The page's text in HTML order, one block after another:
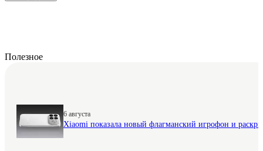
Полезное
6 августа
Xiaomi показала новый флагманский игрофон и